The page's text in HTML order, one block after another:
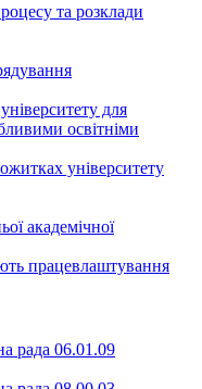
та розклади
для
освітніми
університету
академічної
працевлаштування
рада 06.01.09